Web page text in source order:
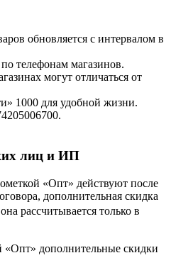
обновляется с интервалом в
телефонам магазинов.
могут отличаться от
1000 для удобной жизни.
лиц и ИП
«Опт» действуют после
дополнительная скидка
рассчитывается только в
«Опт» дополнительные скидки